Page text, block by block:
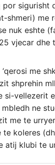
por sigurisht
shmeri) me
nuk eshte
vjecar dhe
me
shprehin
si-vellezerit
ne
me te
te koleres
atij klubi te